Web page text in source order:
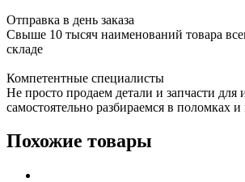
Отправка в день заказа
Свыше 10 тысяч наименований товара
складе
Компетентные специалисты
Не просто продаем детали и запчасти для
самостоятельно разбираемся в поломках и
Похожие товары